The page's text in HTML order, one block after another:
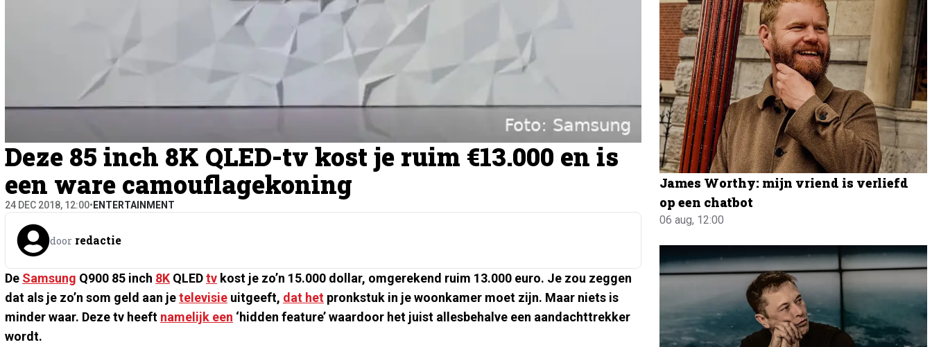
Deze 85 inch 8K QLED-tv kost je ruim €13.000 en is
een ware camouflagekoning
24 DEC 2018, 12:00• ENTERTAINMENT
door redactie
De Samsung Q900 85 inch 8K QLEDtv kost je zo’n 15.000 dollar, omgerekend ruim 13.000 euro. Je zou zeggen
dat als je zo’n som geld aan jetelevisie uitgeeft, dat het pronkstuk in je woonkamer moet zijn. Maar niets is
minder waar. Deze tv heeft namelijk een ‘hidden feature’ waardoor het juist allesbehalve een aandachttrekker
wordt.
James Worthy: mijn vriend is verliefd
op een chatbot
06 aug, 12:00